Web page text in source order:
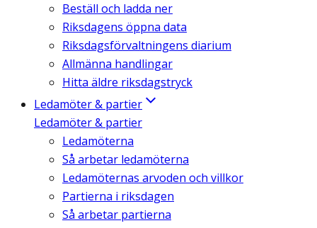
Beställ och ladda ner
Riksdagens öppna data
Riksdagsförvaltningens diarium
Allmänna handlingar
Hitta äldre riksdagstryck
Ledamöter & partier
Ledamöter & partier
Ledamöterna
Så arbetar ledamöterna
Ledamöternas arvoden och villkor
Partierna i riksdagen
Så arbetar partierna